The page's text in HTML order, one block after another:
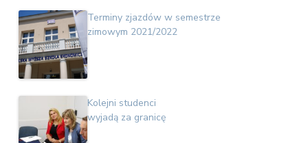
Terminy zjazdów w semestrze
zimowym 2021/2022
Kolejni studenci
wyjadą za granicę